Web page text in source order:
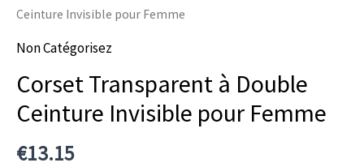
Ceinture Invisible pour Femme
Non Catégorisez
Corset Transparent à Double
Ceinture Invisible pour Femme
€13.15